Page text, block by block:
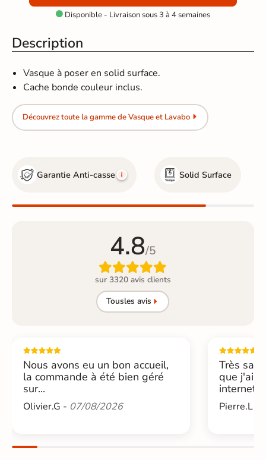
 Disponible - Livraison sous 3 à 4 semaines
Description
Vasque à poser en solid surface.
Cache bonde couleur inclus.
Découvrez toute la gamme de Vasque et Lavabo
Garantie Anti-casse Solid Surface
4.8/5

sur 3320 avis clients
Tousles avis
Nous avons eu un bon accueil,
la commande à été bien géré
sur...
Olivier.G - 07/08/2026
Très
que j'ai
internet....
Pierre.L -